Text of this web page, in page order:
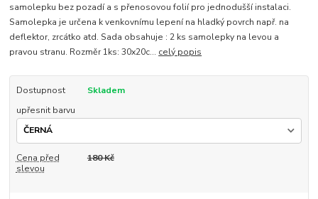
samolepku bez pozadí a s přenosovou folií pro jednodušší instalaci.
Samolepka je určena k venkovnímu lepení na hladký povrch např. na
deflektor, zrcátko atd. Sada obsahuje : 2 ks samolepky na levou a
pravou stranu. Rozměr 1ks: 30x20c... celý popis
Dostupnost
Skladem
upřesnit barvu
Cena před
slevou
180 Kč